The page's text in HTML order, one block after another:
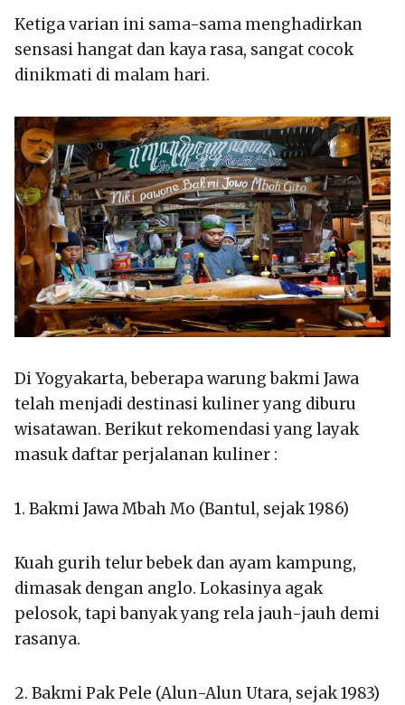
Ketiga varian ini sama-sama menghadirkan
sensasi hangat dan kaya rasa, sangat cocok
dinikmati di malam hari.
Di Yogyakarta, beberapa warung bakmi Jawa
telah menjadi destinasi kuliner yang diburu
wisatawan. Berikut rekomendasi yang layak
masuk daftar perjalanan kuliner :
1. Bakmi Jawa Mbah Mo (Bantul, sejak 1986)
Kuah gurih telur bebek dan ayam kampung,
dimasak dengan anglo. Lokasinya agak
pelosok, tapi banyak yang rela jauh-jauh demi
rasanya.
2. Bakmi Pak Pele (Alun-Alun Utara, sejak 1983)